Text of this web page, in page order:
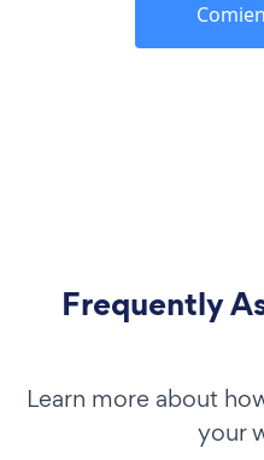
Frequently
Learn more about
your